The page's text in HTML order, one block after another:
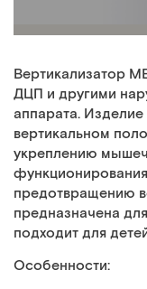
Вертикализатор
ДЦП и другими
аппарата.
вертикальном
укреплению
предотвращению
предназначена
подходит для
Особенности: